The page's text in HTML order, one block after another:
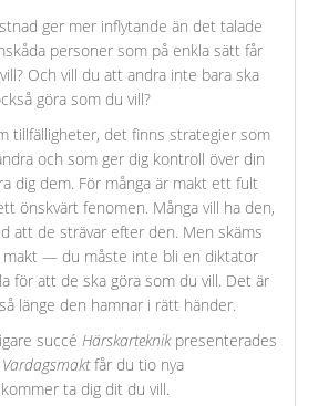
ger mer inflytande än det talade
personer som på enkla sätt får
Och vill du att andra inte bara ska
göra som du vill?
tillfälligheter, det finns strategier som
och som ger dig kontroll över din
dig dem. För många är makt ett fult
önskvärt fenomen. Många vill ha den,
att de strävar efter den. Men skäms
makt — du måste inte bli en diktator
för att de ska göra som du vill. Det är
länge den hamnar i rätt händer.
succé Härskarteknikpresenterades
Vardagsmaktfår du tio nya
ta dig dit du vill.